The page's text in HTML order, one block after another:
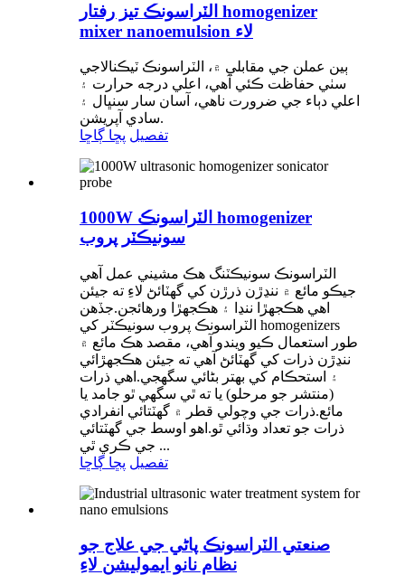
الٽراسونڪ تيز رفتار homogenizer
mixer nanoemulsion لاء
ٻين عملن جي مقابلي ۾، الٽراسونڪ ٽيڪنالاجي
سٺي حفاظت ڪئي آهي، اعلي درجه حرارت ۽
اعلي دٻاء جي ضرورت ناهي، آسان سار سنڀال ۽
سادي آپريشن.
تفصيل پڇا ڳاڇا
1000W الٽراسونڪ homogenizer
سونيڪٽر پروب
الٽراسونڪ سونيڪٽنگ هڪ مشيني عمل آهي
جيڪو مائع ۾ ننڍڙن ذرڙن کي گھٽائڻ لاءِ ته جيئن
اهي هڪجهڙا ننڍا ۽ هڪجهڙا ورهائجن.جڏهن
الٽراسونڪ پروب سونيڪٽر کي homogenizers
طور استعمال ڪيو ويندو آهي، مقصد هڪ مائع ۾
ننڍڙن ذرات کي گهٽائڻ آهي ته جيئن هڪجهڙائي
۽ استحڪام کي بهتر بڻائي سگهجي.اهي ذرات
(منتشر جو مرحلو) يا ته ٿي سگهي ٿو جامد يا
مائع.ذرات جي وچولي قطر ۾ گھٽتائي انفرادي
ذرات جو تعداد وڌائي ٿو.اهو اوسط جي گهٽتائي
جي ڪري ٿي ...
تفصيل پڇا ڳاڇا
صنعتي الٽراسونڪ پاڻي جي علاج جو
نظام نانو ايموليشن لاءِ